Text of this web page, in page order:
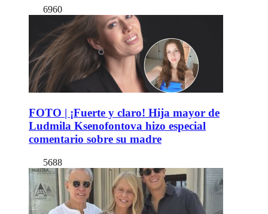
6960
FOTO | ¡Fuerte y claro! Hija mayor de
Ludmila Ksenofontova hizo especial
comentario sobre su madre
5688